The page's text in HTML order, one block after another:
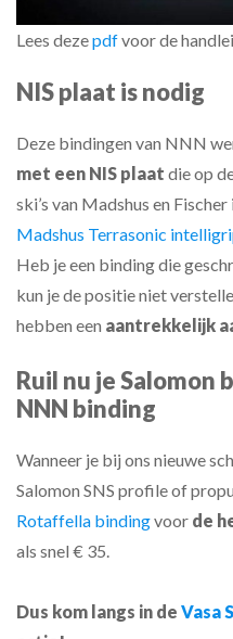
Lees dezepdfvoor de
NIS plaat is nodig
Deze bindingen van NNN
met een NIS plaat die op
ski’s van Madshus en
Madshus Terrasonic
Heb je een binding die
kun je de positie niet
hebben een aantrekkelijk
Ruil nu je Salomon
NNN binding
Wanneer je bij ons nieuwe
Salomon SNS profile of
Rotaffella bindingvoor de
als snel € 35.
Dus kom langs in de Vasa